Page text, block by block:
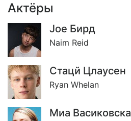
Актёры
Jое Бирд
Naim Reid
Стацй Цлаусен
Ryan Whelan
Миа Васиковска